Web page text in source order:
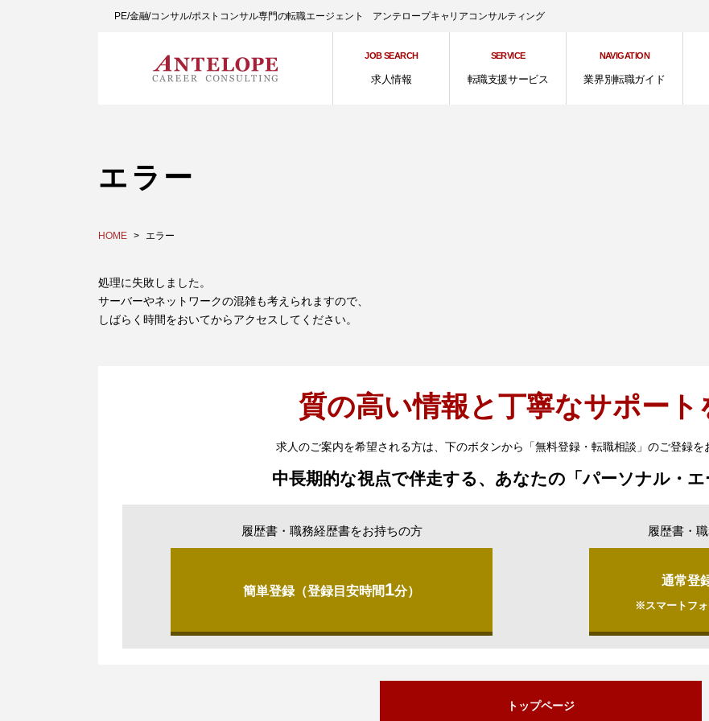
PE/金融/コンサル/ポストコンサル専門の転職エージェント アンテロープキャリアコンサルティング
JOB SEARCH
求人情報
SERVICE
転職支援サービス
NAVIGATION
業界別転職ガイド
エラー
HOME エラー
処理に失敗しました。
サーバーやネットワークの混雑も考えられますので、
しばらく時間をおいてからアクセスしてください。
質の高い情報と丁寧なサポート
求人のご案内を希望される方は、下のボタンから「無料登録・転職相談」のご登録を
中長期的な視点で伴走する、あなたの「パーソナル・エ
履歴書・職務経歴書をお持ちの方
簡単登録（登録目安時間1分）
履歴書・
通常登
※スマートフォ
トップページ